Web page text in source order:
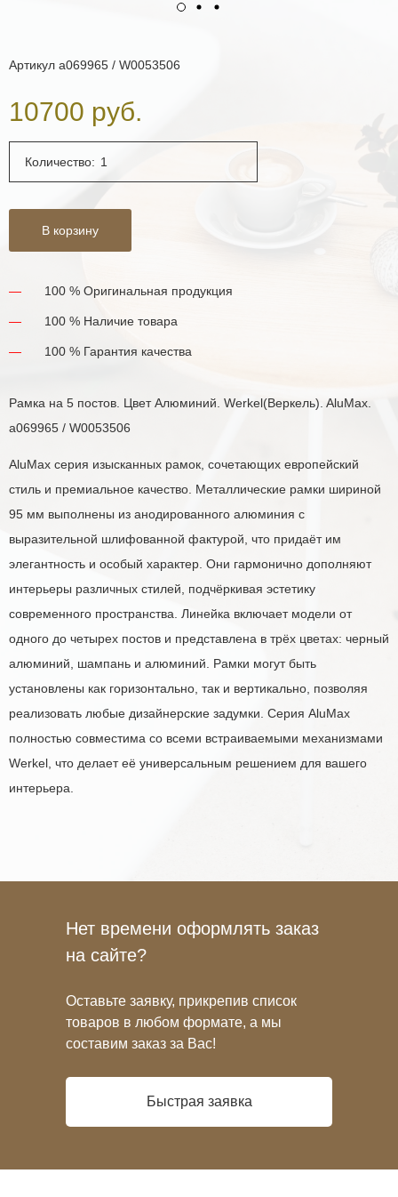
Артикул a069965 / W0053506
10700 руб.
Количество:
В корзину
100 % Оригинальная продукция
100 % Наличие товара
100 % Гарантия качества
Рамка на 5 постов. Цвет Алюминий. Werkel(Веркель). AluMax.
a069965 / W0053506
AluMax серия изысканных рамок, сочетающих европейский
стиль и премиальное качество. Металлические рамки шириной
95 мм выполнены из анодированного алюминия с
выразительной шлифованной фактурой, что придаёт им
элегантность и особый характер. Они гармонично дополняют
интерьеры различных стилей, подчёркивая эстетику
современного пространства. Линейка включает модели от
одного до четырех постов и представлена в трёх цветах: черный
алюминий, шампань и алюминий. Рамки могут быть
установлены как горизонтально, так и вертикально, позволяя
реализовать любые дизайнерские задумки. Серия AluMax
полностью совместима со всеми встраиваемыми механизмами
Werkel, что делает её универсальным решением для вашего
интерьера.
Нет времени оформлять заказ
на сайте?
Оставьте заявку, прикрепив список
товаров в любом формате, а мы
составим заказ за Вас!
Быстрая заявка